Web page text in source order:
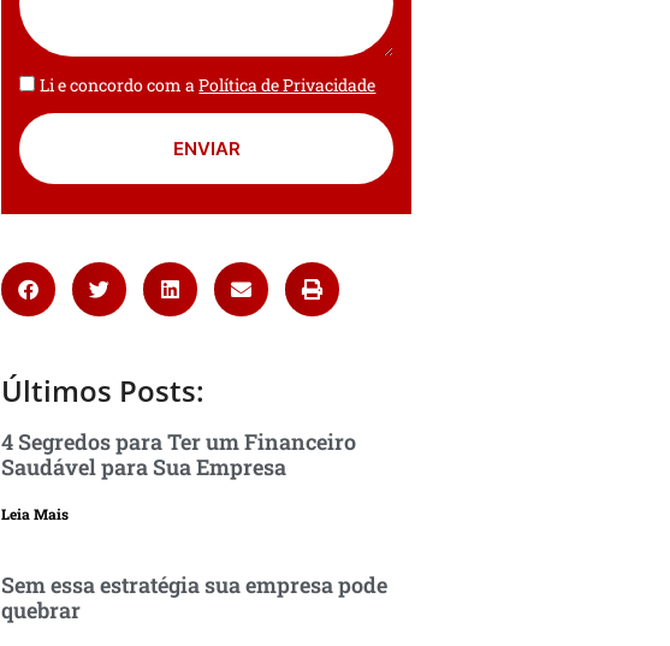
Li e concordo com aPolítica de Privacidade
ENVIAR
Últimos Posts:
4 Segredos para Ter um Financeiro
Saudável para Sua Empresa
Leia Mais
Sem essa estratégia sua empresa pode
quebrar